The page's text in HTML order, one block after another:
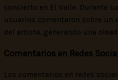
concierto en El Valle. Durante
usuarios comentaron sobre un
del artista, generando una
Comentarios en Redes
Los comentarios en redes